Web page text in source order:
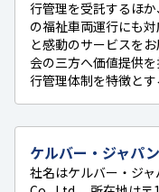
行管理を受託するほ
の福祉車両運行にも
と感動のサービスを
会の三方へ価値提供
行管理体制を特徴と
ケルバー・ジャパ
社名はケルバー・ジ